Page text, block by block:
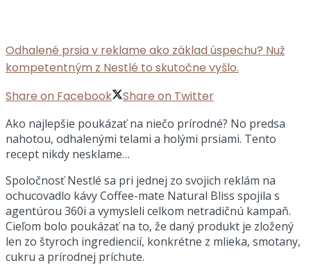
Odhalené prsia v reklame ako základ úspechu? Nuž
kompetentným z Nestlé to skutočne vyšlo.
Share on Facebook
Share on Twitter
Ako najlepšie poukázať na niečo prírodné? No predsa
nahotou, odhalenými telami a holými prsiami. Tento
recept nikdy nesklame…
Spoločnosť Nestlé sa pri jednej zo svojich reklám na
ochucovadlo kávy Coffee-mate Natural Bliss spojila s
agentúrou 360i a vymysleli celkom netradičnú kampaň.
Cieľom bolo poukázať na to, že daný produkt je zložený
len zo štyroch ingrediencií, konkrétne z mlieka, smotany,
cukru a prírodnej príchute.